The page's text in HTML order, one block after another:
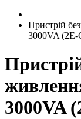
Пристрій
3000VA (2E-
3000VA